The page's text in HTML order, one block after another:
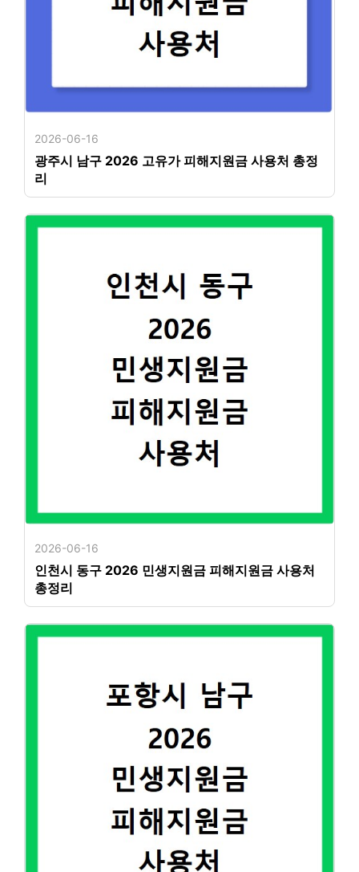
2026-06-16
광주시 남구 2026 고유가 피해지원금 사용처 총정
리
2026-06-16
인천시 동구 2026 민생지원금 피해지원금 사용처
총정리